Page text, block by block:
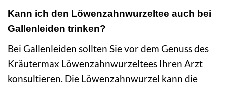
Kann ich den Löwenzahnwurzeltee auch bei
Gallenleiden trinken?
Bei Gallenleiden sollten Sie vor dem Genuss des
Kräutermax Löwenzahnwurzeltees Ihren Arzt
konsultieren. Die Löwenzahnwurzel kann die